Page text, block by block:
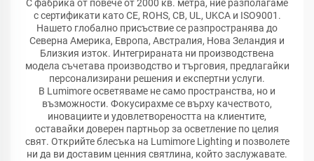
С фабрика от повече от 2000 кв. метра, ние разполагаме
с сертификати като CE, ROHS, CB, UL, UKCA и ISO9001.
Нашето глобално присъствие се разпространява до
Северна Америка, Европа, Австралия, Нова Зеландия и
Близкия изток. Интегрираната ни производствена
модела съчетава производство и търговия, предлагайки
персонализирани решения и експертни услуги.
В Lumimore осветяваме не само пространства, но и
възможности. Фокусирахме се върху качеството,
иновациите и удовлетвореността на клиентите,
оставайки доверен партньор за осветление по целия
свят. Открийте блесъка на Lumimore Lighting и позволете
ни да ви доставим ценния святлина, който заслужавате.